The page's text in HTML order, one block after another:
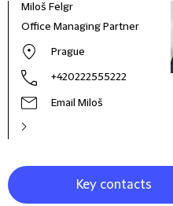
Miloš Felgr
Office Managing Partner
Prague
+420222555222
Email Miloš
Key contacts